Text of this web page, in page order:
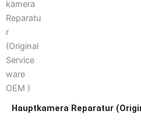
Hauptkamera Reparatur